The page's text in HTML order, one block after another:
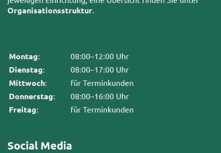
Organisationsstruktur
Montag: 08:00–12:00 Uhr
Dienstag: 08:00–17:00 Uhr
Mittwoch: für Terminkunden
Donnerstag: 08:00–16:00 Uhr
Freitag: für Terminkunden
Social Media